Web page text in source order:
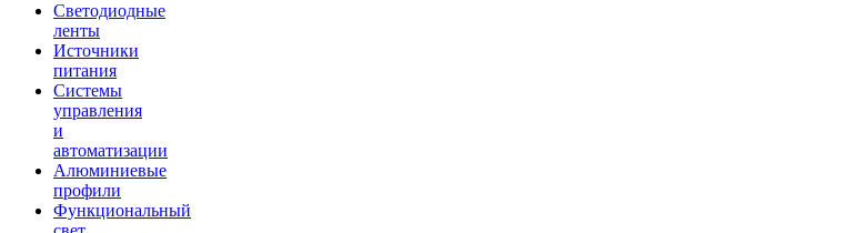
Светодиодные
ленты
Источники
питания
Системы
управления
и
автоматизации
Алюминиевые
профили
Функциональный